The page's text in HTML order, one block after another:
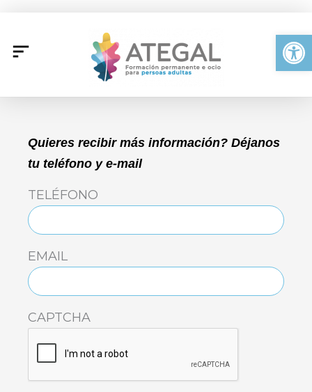
contenido
Quieres recibir más información? Déjanos
tu teléfono y e-mail
TELÉFONO
EMAIL
CAPTCHA